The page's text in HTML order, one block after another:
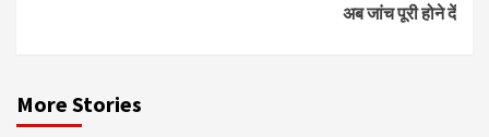
अब जांच पूरी होने दें
More Stories